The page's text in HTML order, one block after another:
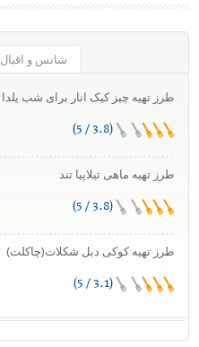
شانس و اقبال
طرز تهیه چیز کیک انار برای شب یلدا
(3.8 / 5)
طرز تهیه ماهی تیلاپیا تند
(3.8 / 5)
طرز تهیه کوکی دبل شکلات(چاکلت)
(3.1 / 5)